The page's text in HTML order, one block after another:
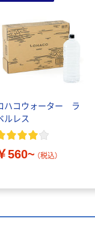
ハコウォーター ラ
ルレス
560~ （税込）